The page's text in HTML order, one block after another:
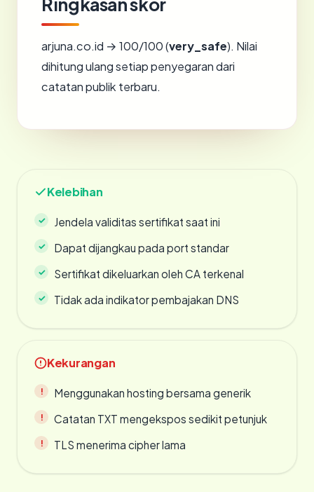
arjuna.co.id → 100/100 (very_safe). Nilai
dihitung ulang setiap penyegaran dari
catatan publik terbaru.
Kelebihan
Jendela validitas sertifikat saat ini
Dapat dijangkau pada port standar
Sertifikat dikeluarkan oleh CA terkenal
Tidak ada indikator pembajakan DNS
Kekurangan
Menggunakan hosting bersama generik
Catatan TXT mengekspos sedikit petunjuk
TLS menerima cipher lama